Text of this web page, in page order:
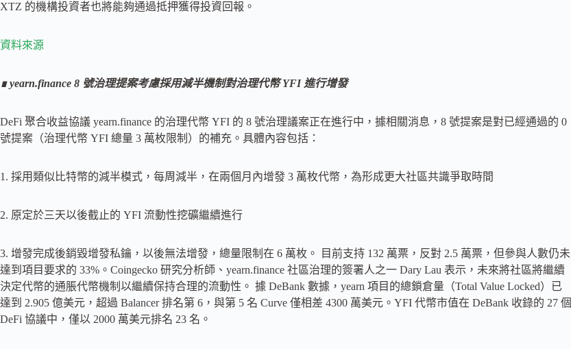
XTZ 的機構投資者也將能夠通過抵押獲得投資回報。
資料來源
∎yearn.finance 8 號治理提案考慮採用減半機制對治理代幣 YFI 進行增發
DeFi 聚合收益協議 yearn.finance 的治理代幣 YFI 的 8 號治理議案正在進行中，據相關消息，8 號提案是對已經通過的 0
號提案（治理代幣 YFI 總量 3 萬枚限制）的補充。具體內容包括：
1. 採用類似比特幣的減半模式，每周減半，在兩個月內增發 3 萬枚代幣，為形成更大社區共識爭取時間
2. 原定於三天以後截止的 YFI 流動性挖礦繼續進行
3. 增發完成後銷毀增發私鑰，以後無法增發，總量限制在 6 萬枚。 目前支持 132 萬票，反對 2.5 萬票，但參與人數仍未
達到項目要求的 33%。Coingecko 研究分析師、yearn.finance 社區治理的簽署人之一 Dary Lau 表示，未來將社區將繼續
決定代幣的通脹代幣機制以繼續保持合理的流動性。 據 DeBank 數據，yearn 項目的總鎖倉量（Total Value Locked）已
達到 2.905 億美元，超過 Balancer 排名第 6，與第 5 名 Curve 僅相差 4300 萬美元。YFI 代幣市值在 DeBank 收錄的 27 個
DeFi 協議中，僅以 2000 萬美元排名 23 名。